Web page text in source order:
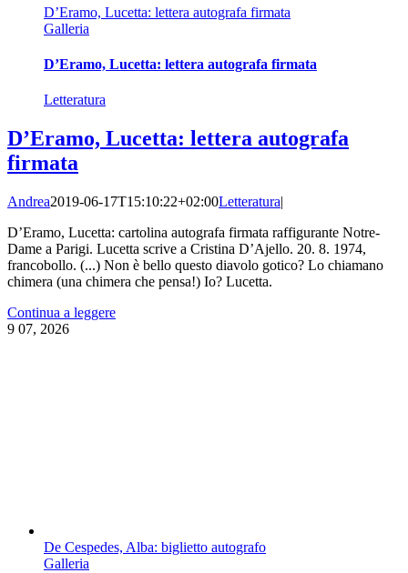
D’Eramo, Lucetta: lettera autografa firmata
Galleria
D’Eramo, Lucetta: lettera autografa firmata
Letteratura
D’Eramo, Lucetta: lettera autografa
firmata
Andrea2019-06-17T15:10:22+02:00Letteratura|
D’Eramo, Lucetta: cartolina autografa firmata raffigurante Notre-
Dame a Parigi. Lucetta scrive a Cristina D’Ajello. 20. 8. 1974,
francobollo. (...) Non è bello questo diavolo gotico? Lo chiamano
chimera (una chimera che pensa!) Io? Lucetta.
Continua a leggere
9 07, 2026
De Cespedes, Alba: biglietto autografo
Galleria